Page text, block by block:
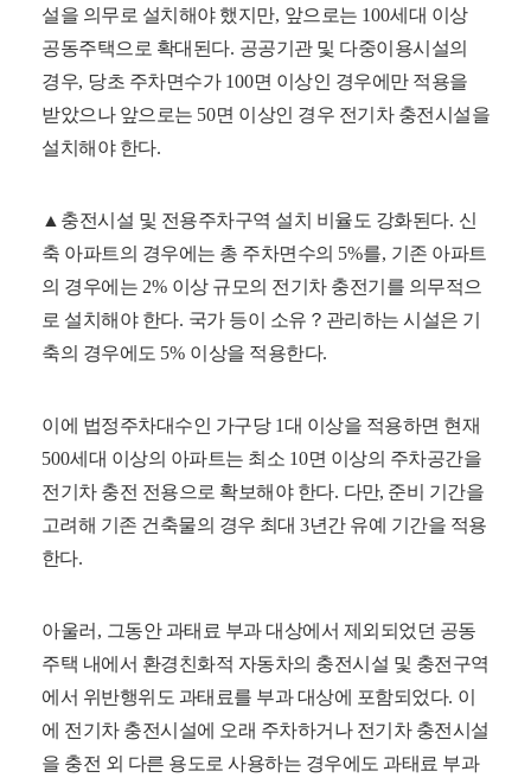
설을 의무로 설치해야 했지만, 앞으로는 100세대 이상
공동주택으로 확대된다. 공공기관 및 다중이용시설의
경우, 당초 주차면수가 100면 이상인 경우에만 적용을
받았으나 앞으로는 50면 이상인 경우 전기차 충전시설을
설치해야 한다.
▲ 충전시설 및 전용주차구역 설치 비율도 강화된다. 신
축 아파트의 경우에는 총 주차면수의 5%를, 기존 아파트
의 경우에는 2% 이상 규모의 전기차 충전기를 의무적으
로 설치해야 한다. 국가 등이 소유 ？ 관리하는 시설은 기
축의 경우에도 5% 이상을 적용한다.
이에 법정주차대수인 가구당 1대 이상을 적용하면 현재
500세대 이상의 아파트는 최소 10면 이상의 주차공간을
전기차 충전 전용으로 확보해야 한다. 다만, 준비 기간을
고려해 기존 건축물의 경우 최대3년간 유예 기간을 적용
한다.
아울러 , 그동안 과태료 부과 대상에서 제외되었던 공동
주택 내에서 환경친화적 자동차의 충전시설 및 충전구역
에서 위반행위도 과태료를 부과 대상에 포함되었다. 이
에 전기차 충전시설에 오래 주차하거나 전기차 충전시설
을 충전 외 다른 용도로 사용하는 경우에도 과태료 부과